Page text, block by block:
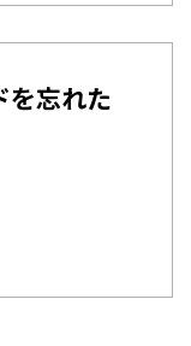
を忘れた